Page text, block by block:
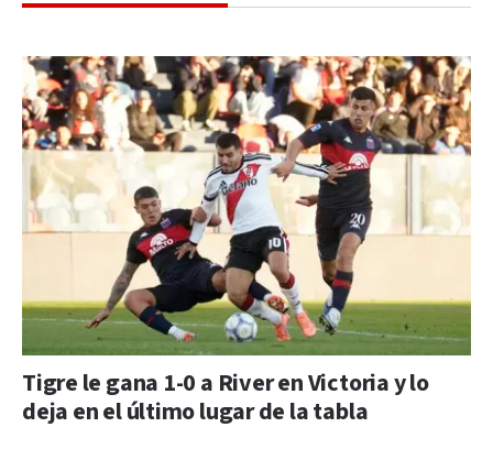
Tigre le gana 1-0 a River en Victoria y lo
deja en el último lugar de la tabla